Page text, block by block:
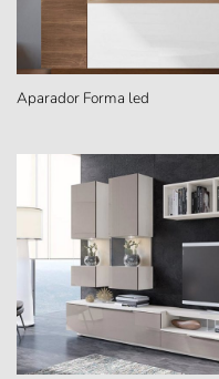
Aparador Forma led